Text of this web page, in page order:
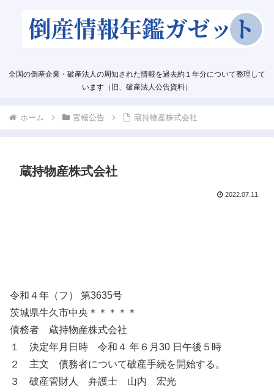
全国の倒産企業・破産法人の周知された情報を過去約１年分について整理して
います（旧、破産法人公告資料）
ホーム 官報公告 蔵持物産株式会社
蔵持物産株式会社
2022.07.11
令和４年（フ） 第3635号
茨城県牛久市中央＊＊＊＊＊
債務者 蔵持物産株式会社
１ 決定年月日時 令和４ 年６月30 日午後５時
２ 主文 債務者について破産手続を開始する。
３ 破産管財人 弁護士 山内 宏光